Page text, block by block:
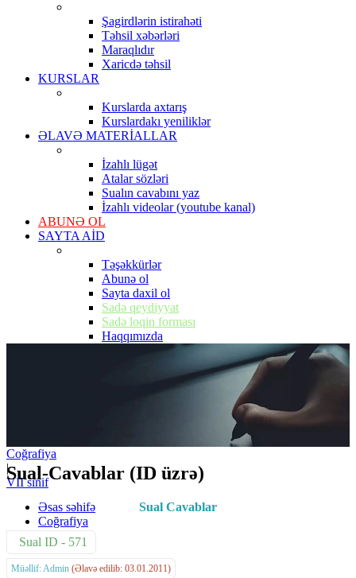
Şagirdlərin istirahəti
Təhsil xəbərləri
Maraqlıdır
Xaricdə təhsil
KURSLAR
Kurslarda axtarış
Kurslardakı yeniliklər
ƏLAVƏ MATERİALLAR
İzahlı lügət
Atalar sözləri
Sualın cavabını yaz
İzahlı videolar (youtube kanal)
ABUNƏ OL
SAYTA AİD
Təşəkkürlər
Abunə ol
Sayta daxil ol
Sadə qeydiyyat
Sadə loqin forması
Haqqımızda
Sual-Cavablar (ID üzrə)
Əsas səhifə
Coğrafiya
Coğrafiya
|
VII sinif
Sual Cavablar
Sual ID - 571
Müəllif: Admin (Əlavə edilib: 03.01.2011)